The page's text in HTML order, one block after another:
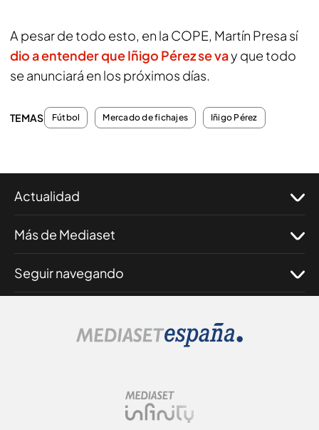
A pesar de todo esto, en la COPE, Martín Presa sí
dio a entender que Iñigo Pérez se vay que todo
se anunciará en los próximos días.
TEMAS Fútbol Mercado de fichajes Iñigo Pérez
Actualidad
Más de Mediaset
Seguir navegando